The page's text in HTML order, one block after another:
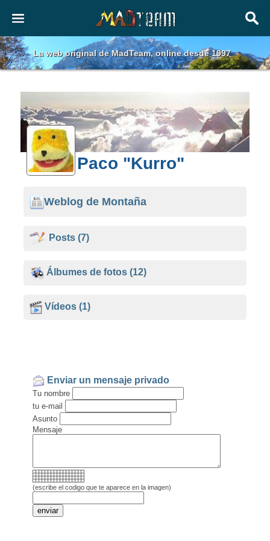
La web original de MadTeam, online desde 1997
Paco "Kurro"
Weblog de Montaña
Posts (7)
Álbumes de fotos (12)
Vídeos(1)
Enviar un mensaje privado
Tu nombre
tu e-mail
Asunto
Mensaje
(escribe el codigo que te aparece en la imagen)